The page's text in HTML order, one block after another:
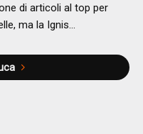
di articoli al top per
ma la Ignis...